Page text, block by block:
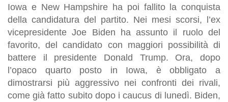
Iowa e New Hampshire ha poi fallito la conquista
della candidatura del partito. Nei mesi scorsi, l’ex
vicepresidente Joe Biden ha assunto il ruolo del
favorito, del candidato con maggiori possibilità di
battere il presidente Donald Trump. Ora, dopo
l’opaco quarto posto in Iowa, è obbligato a
dimostrarsi più aggressivo nei confronti dei rivali,
come già fatto subito dopo i caucus di lunedì. Biden,